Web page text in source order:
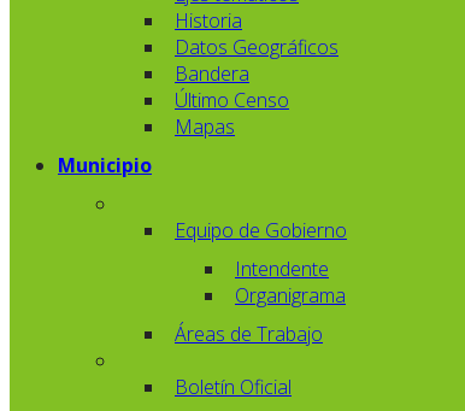
Historia
Datos Geográficos
Bandera
Último Censo
Mapas
Municipio
Equipo de Gobierno
Intendente
Organigrama
Áreas de Trabajo
Boletín Oficial